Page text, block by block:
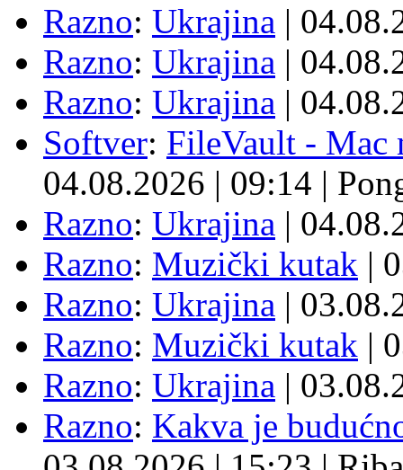
Razno: Ukrajina |
Razno: Ukrajina |
Razno: Ukrajina |
Softver: FileVault - Mac
04.08.2026 | 09:14 |
Razno: Ukrajina |
Razno: Muzički kutak |
Razno: Ukrajina |
Razno: Muzički kutak |
Razno: Ukrajina |
Razno: Kakva je